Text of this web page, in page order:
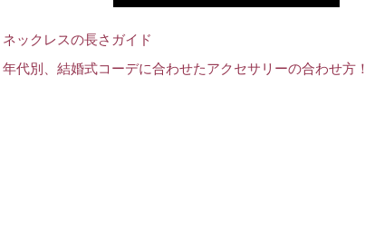
ネックレスの長さガイド
年代別、結婚式コーデに合わせたアクセサリーの合わせ方！